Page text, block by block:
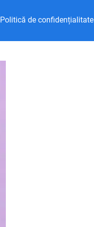
Politică de confidențialitate